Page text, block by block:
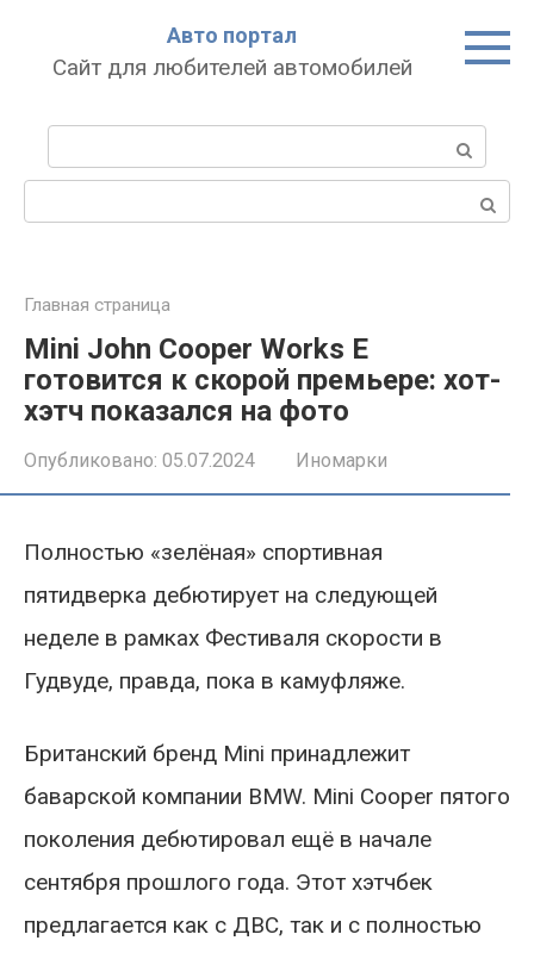
Авто портал
Сайт для любителей автомобилей
Главная страница
Mini John Cooper Works E
готовится к скорой премьере: хот-
хэтч показался на фото
Опубликовано: 05.07.2024 Иномарки
Полностью «зелёная» спортивная
пятидверка дебютирует на следующей
неделе в рамках Фестиваля скорости в
Гудвуде, правда, пока в камуфляже.
Британский бренд Mini принадлежит
баварской компании BMW. Mini Cooper пятого
поколения дебютировал ещё в начале
сентября прошлого года. Этот хэтчбек
предлагается как с ДВС, так и с полностью